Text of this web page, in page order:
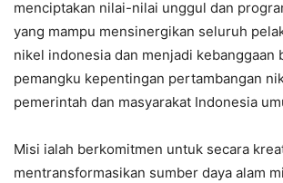
menciptakan nilai-nilai unggul dan
yang mampu mensinergikan seluruh
nikel indonesia dan menjadi kebanggaan
pemangku kepentingan pertambangan
pemerintah dan masyarakat Indonesia
Misi ialah berkomitmen untuk secara
mentransformasikan sumber daya alam